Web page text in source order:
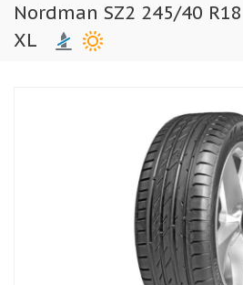
Nordman SZ2 245/40
XL